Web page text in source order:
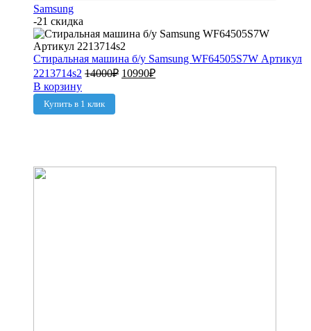
Samsung
-21 скидка
Стиральная машина б/у Samsung WF64505S7W Артикул
2213714s2 14000₽ 10990₽
В корзину
Купить в 1 клик